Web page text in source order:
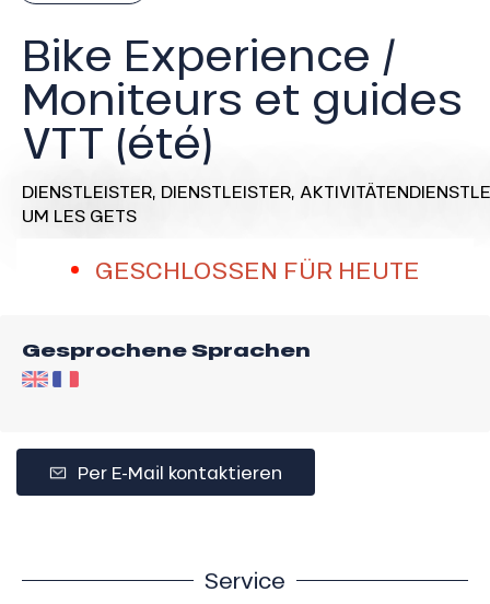
Bike Experience /
Moniteurs et guides
VTT (été)
DIENSTLEISTER, DIENSTLEISTER,
UM LES GETS
GESCHLOSSEN FÜR HEUTE
Gesprochene Sprachen
Per E-Mail kontaktieren
Service